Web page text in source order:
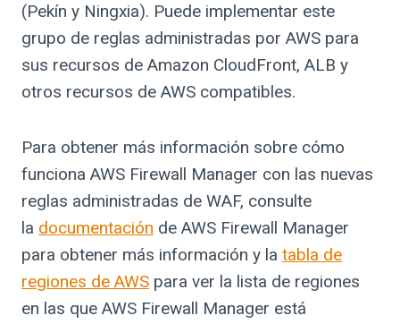
(Pekín y Ningxia). Puede implementar este
grupo de reglas administradas por AWS para
sus recursos de Amazon CloudFront, ALB y
otros recursos de AWS compatibles.
Para obtener más información sobre cómo
funciona AWS Firewall Manager con las nuevas
reglas administradas de WAF, consulte
la documentación de AWS Firewall Manager
para obtener más información y la tabla de
regiones de AWS para ver la lista de regiones
en las que AWS Firewall Manager está